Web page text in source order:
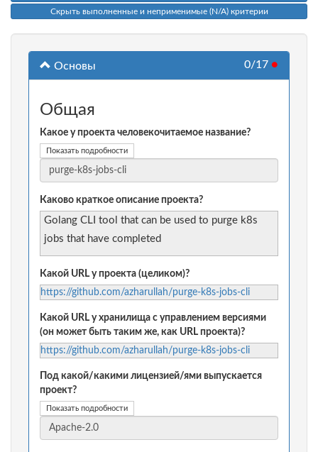
Скрыть выполненные и неприменимые (N/A) критерии
Основы 0/17 ●
Общая
Какое у проекта человекочитаемое название?
Показать подробности
Каково краткое описание проекта?
Golang CLI tool that can be used to purge k8s
jobs that have completed
Какой URL у проекта (целиком)?
https://github.com/azharullah/purge-k8s-jobs-cli
Какой URL у хранилища с управлением версиями
(он может быть таким же, как URL проекта)?
https://github.com/azharullah/purge-k8s-jobs-cli
Под какой/какими лицензией/ями выпускается
проект?
Показать подробности